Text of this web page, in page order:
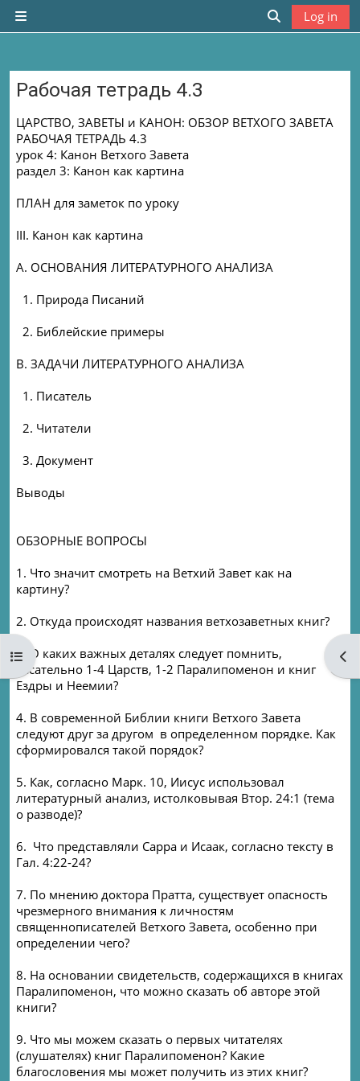
Skip to main content
Side panel
Toggle
Log in
Open course index
Рабочая тетрадь 4.3
Completion requirements
ЦАРСТВО, ЗАВЕТЫ и КАНОН: ОБЗОР ВЕТХОГО ЗАВЕТА
РАБОЧАЯ ТЕТРАДЬ 4.3
урок 4: Канон Ветхого Завета
раздел 3: Канон как картина
ПЛАН для заметок по уроку
III. Канон как картина
A. ОСНОВАНИЯ ЛИТЕРАТУРНОГО АНАЛИЗА
1. Природа Писаний
2. Библейские примеры
B. ЗАДАЧИ ЛИТЕРАТУРНОГО АНАЛИЗА
1. Писатель
2. Читатели
3. Документ
Выводы
ОБЗОРНЫЕ ВОПРОСЫ
1. Что значит смотреть на Ветхий Завет как на
картину?
2. Откуда происходят названия ветхозаветных книг?
3. О каких важных деталях следует помнить,
касательно 1-4 Царств, 1-2 Паралипоменон и книг
Ездры и Неемии?
4. В современной Библии книги Ветхого Завета
следуют друг за другом в определенном порядке. Как
сформировался такой порядок?
5. Как, согласно Марк. 10, Иисус использовал
литературный анализ, истолковывая Втор. 24:1 (тема
о разводе)?
6. Что представляли Сарра и Исаак, согласно тексту в
Гал. 4:22-24?
7. По мнению доктора Пратта, существует опасность
чрезмерного внимания к личностям
священнописателей Ветхого Завета, особенно при
определении чего?
8. На основании свидетельств, содержащихся в книгах
Паралипоменон, что можно сказать об авторе этой
книги?
9. Что мы можем сказать о первых читателях
(слушателях) книг Паралипоменон? Какие
благословения мы может получить из этих книг?